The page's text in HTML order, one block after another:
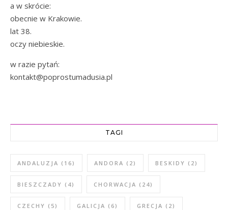
a w skrócie:
obecnie w Krakowie.
lat 38.
oczy niebieskie.
w razie pytań:
kontakt@poprostumadusia.pl
TAGI
ANDALUZJA (16) ANDORA (2) BESKIDY (2)
BIESZCZADY (4) CHORWACJA (24)
CZECHY (5) GALICJA (6) GRECJA (2)